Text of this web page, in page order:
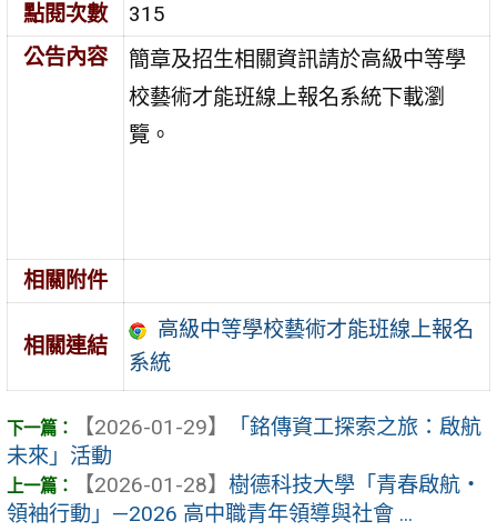
點閱次數
315
公告內容
簡章及招生相關資訊請於高級中等學
校藝術才能班線上報名系統下載瀏
覽。
相關附件
相關連結
高級中等學校藝術才能班線上報名
系統
【2026-01-29】
「銘傳資工探索之旅：啟航
未來」活動
【2026-01-28】 樹德科技大學「青春啟航・
領袖行動」—2026 高中職青年領導與社會 ...